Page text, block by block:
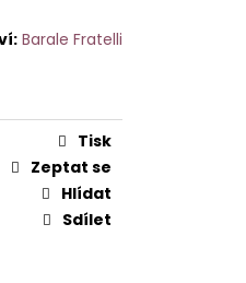
Barale Fratelli
Tisk
Zeptat se
Hlídat
Sdílet